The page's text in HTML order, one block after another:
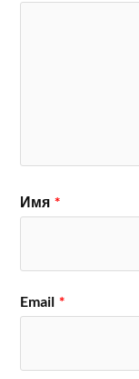
Имя *
Email *